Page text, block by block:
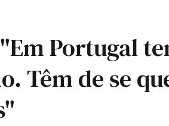
Portugal
Têm de se